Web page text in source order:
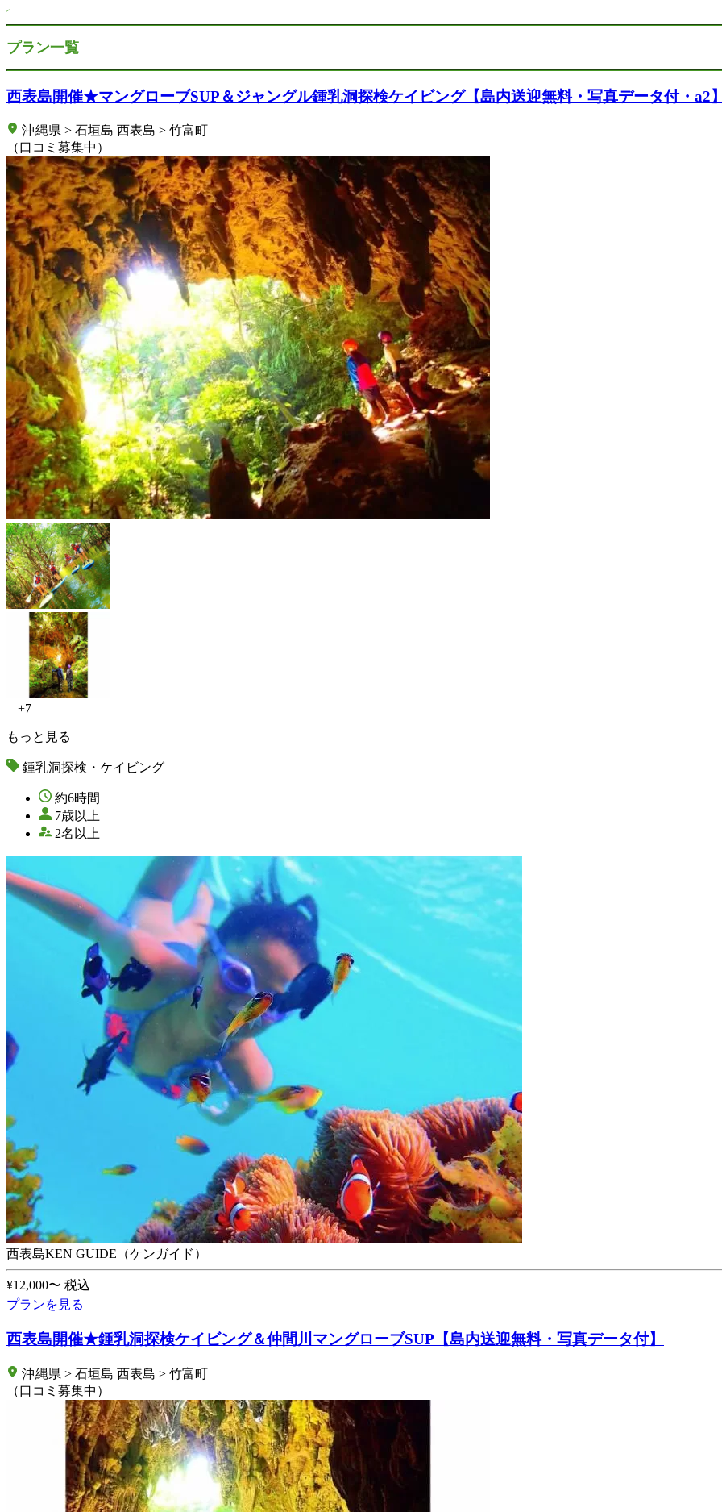
プラン一覧
西表島開催★マングローブSUP＆ジャングル鍾乳洞探検ケイビング【島内送迎無料・写真データ付・a2
沖縄県 > 石垣島 西表島 > 竹富町
（口コミ募集中）
+7
もっと見る
鍾乳洞探検・ケイビング
約6時間
7歳以上
2名以上
西表島KEN GUIDE（ケンガイド）
¥12,000〜 税込
プランを見る
西表島開催★鍾乳洞探検ケイビング＆仲間川マングローブSUP【島内送迎無料・写真データ付】
沖縄県 > 石垣島 西表島 > 竹富町
（口コミ募集中）